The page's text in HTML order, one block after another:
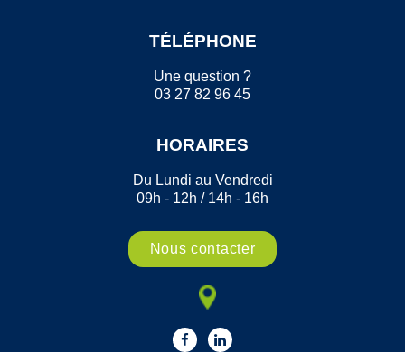
TÉLÉPHONE
Une question ?
03 27 82 96 45
HORAIRES
Du Lundi au Vendredi
09h - 12h / 14h - 16h
Nous contacter